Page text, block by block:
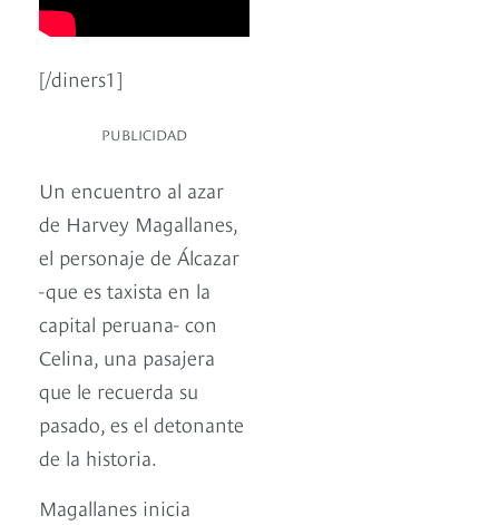
[/diners1]
PUBLICIDAD
Un encuentro al azar
de Harvey Magallanes,
el personaje de Álcazar
-que es taxista en la
capital peruana- con
Celina, una pasajera
que le recuerda su
pasado, es el detonante
de la historia.
Magallanes inicia